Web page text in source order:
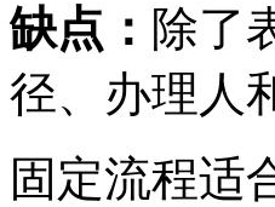
缺点： 除了
径、办理人
固定流程适